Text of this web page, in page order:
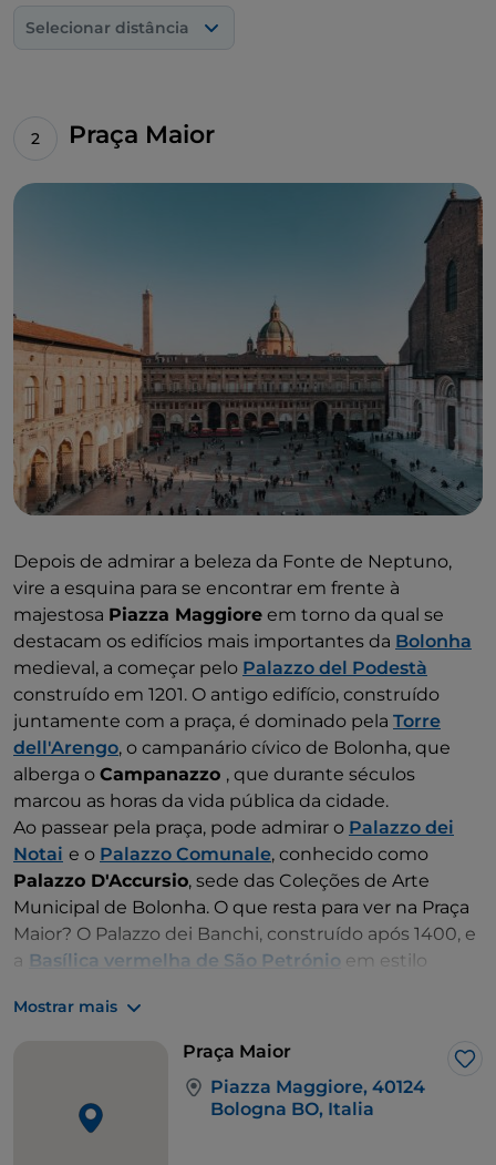
Selecionar distância
Praça Maior
Depois de admirar a beleza da Fonte de Neptuno,
vire a esquina para se encontrar em frente à
majestosa Piazza Maggiore em torno da qual se
destacam os edifícios mais importantes da Bolonha
medieval, a começar pelo Palazzo del Podestà
construído em 1201. O antigo edifício, construído
juntamente com a praça, é dominado pela Torre
dell'Arengo, o campanário cívico de Bolonha, que
alberga o Campanazzo , que durante séculos
marcou as horas da vida pública da cidade.
Ao passear pela praça, pode admirar o Palazzo dei
Notai e o Palazzo Comunale, conhecido como
Palazzo D'Accursio, sede das Coleções de Arte
Municipal de Bolonha. O que resta para ver na Praça
Maior? O Palazzo dei Banchi, construído após 1400, e
a Basílica vermelha de São Petrónio em estilo
Maggiore.
Mostrar mais
Praça Maior
Piazza Maggiore, 40124
Bologna BO, Italia